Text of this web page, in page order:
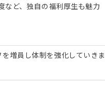
など、独自の福利厚生も魅力
増員し体制を強化していきま